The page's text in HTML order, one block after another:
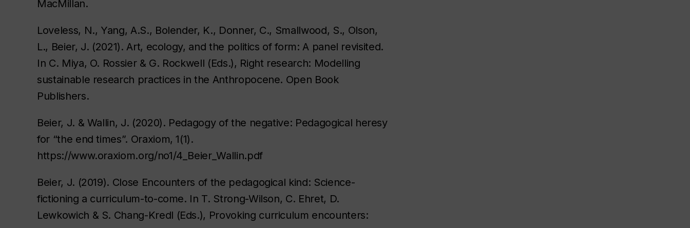
MacMillan.
Loveless, N., Yang, A.S., Bolender, K., Donner, C., Smallwood, S., Olson,
L., Beier, J. (2021). Art, ecology, and the politics of form: A panel revisited.
In C. Miya, O. Rossier & G. Rockwell (Eds.), Right research: Modelling
sustainable research practices in the Anthropocene. Open Book
Publishers.
Beier, J. & Wallin, J. (2020). Pedagogy of the negative: Pedagogical heresy
for “the end times”. Oraxiom, 1(1).
https://www.oraxiom.org/no1/4_Beier_Wallin.pdf
Beier, J. (2019). Close Encounters of the pedagogical kind: Science-
fictioning a curriculum-to-come. In T. Strong-Wilson, C. Ehret, D.
Lewkowich & S. Chang-Kredl (Eds.), Provoking curriculum encounters: